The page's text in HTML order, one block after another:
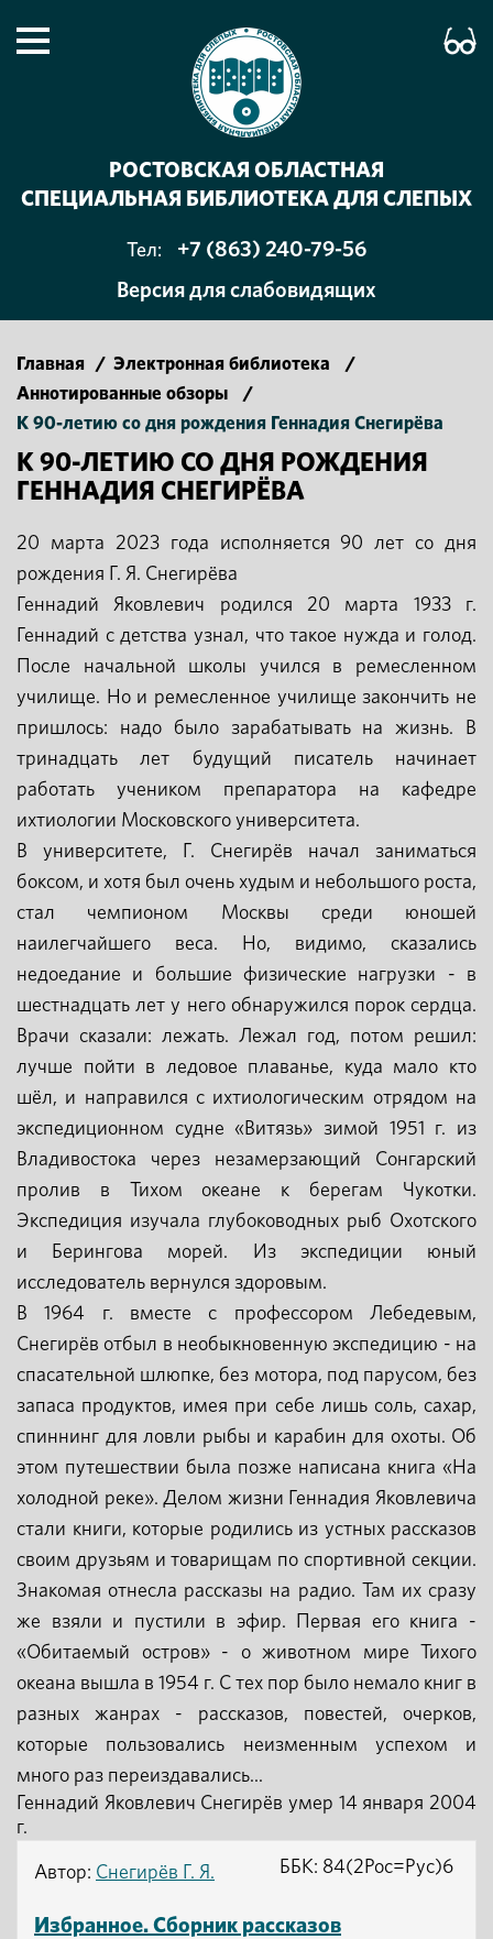
РОСТОВСКАЯ ОБЛАСТНАЯ
СПЕЦИАЛЬНАЯ БИБЛИОТЕКА ДЛЯ СЛЕПЫХ
Тел:
+7 (863) 240-79-56
Версия для слабовидящих
Главная / Электронная библиотека
/
Аннотированные обзоры
/
К 90-летию со дня рождения Геннадия Снегирёва
К 90-ЛЕТИЮ СО ДНЯ РОЖДЕНИЯ
ГЕННАДИЯ СНЕГИРЁВА
20 марта 2023 года исполняется 90 лет со дня
рождения Г. Я. Снегирёва
Геннадий Яковлевич родился 20 марта 1933 г.
Геннадий с детства узнал, что такое нужда и голод.
После начальной школы учился в ремесленном
училище. Но и ремесленное училище закончить не
пришлось: надо было зарабатывать на жизнь. В
тринадцать лет будущий писатель начинает
работать учеником препаратора на кафедре
ихтиологии Московского университета.
В университете, Г. Снегирёв начал заниматься
боксом, и хотя был очень худым и небольшого роста,
стал чемпионом Москвы среди юношей
наилегчайшего веса. Но, видимо, сказались
недоедание и большие физические нагрузки - в
шестнадцать лет у него обнаружился порок сердца.
Врачи сказали: лежать. Лежал год, потом решил:
лучше пойти в ледовое плаванье, куда мало кто
шёл, и направился с ихтиологическим отрядом на
экспедиционном судне «Витязь» зимой 1951 г. из
Владивостока через незамерзающий Сонгарский
пролив в Тихом океане к берегам Чукотки.
Экспедиция изучала глубоководных рыб Охотского
и Берингова морей. Из экспедиции юный
исследователь вернулся здоровым.
В 1964 г. вместе с профессором Лебедевым,
Снегирёв отбыл в необыкновенную экспедицию - на
спасательной шлюпке, без мотора, под парусом, без
запаса продуктов, имея при себе лишь соль, сахар,
спиннинг для ловли рыбы и карабин для охоты. Об
этом путешествии была позже написана книга «На
холодной реке». Делом жизни Геннадия Яковлевича
стали книги, которые родились из устных рассказов
своим друзьям и товарищам по спортивной секции.
Знакомая отнесла рассказы на радио. Там их сразу
же взяли и пустили в эфир. Первая его книга -
«Обитаемый остров» - о животном мире Тихого
океана вышла в 1954 г. С тех пор было немало книг в
разных жанрах - рассказов, повестей, очерков,
которые пользовались неизменным успехом и
много раз переиздавались...
Геннадий Яковлевич Снегирёв умер 14 января 2004
г.
Автор: Снегирёв Г. Я.
Избранное. Сборник рассказов
ББК: 84(2Рос=Рус)6